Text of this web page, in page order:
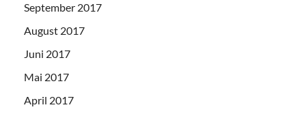
September 2017
August 2017
Juni 2017
Mai 2017
April 2017